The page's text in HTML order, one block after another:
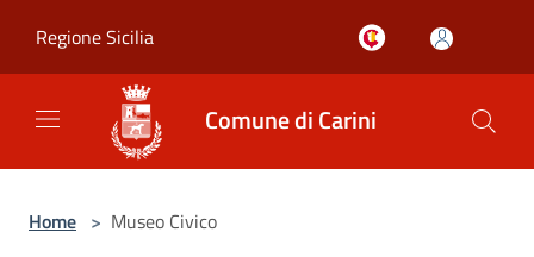
Regione Sicilia
Comune di Carini
Home > Museo Civico